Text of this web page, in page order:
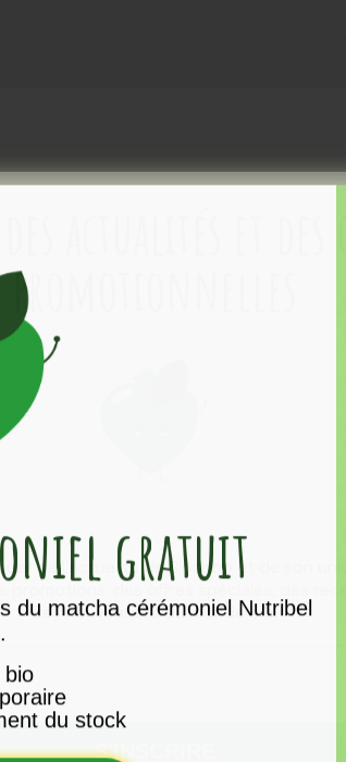
promotionnelles
de l'actualité de Bioshop et de son
promotions, des offres spéciales, des
des nouveautés du monde bio.
S'INSCRIRE
gratuit
du matcha cérémoniel Nutribel
bio
du stock